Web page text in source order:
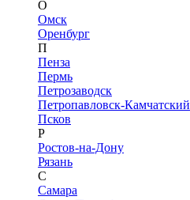
О
Омск
Оренбург
П
Пенза
Пермь
Петрозаводск
Петропавловск-Камчатский
Псков
Р
Ростов-на-Дону
Рязань
С
Самара